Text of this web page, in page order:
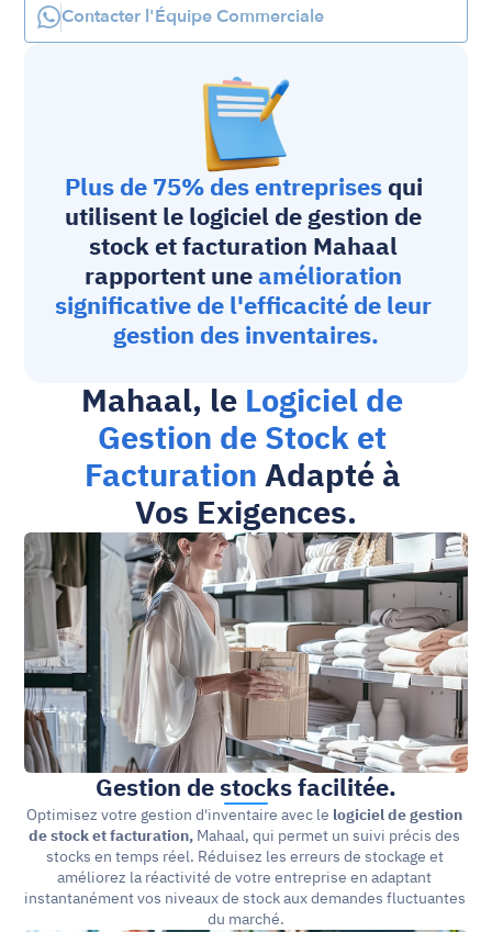
Contacter l'Équipe Commerciale
Plus de 75% des entreprises qui
utilisent le logiciel de gestion de
stock et facturation Mahaal
rapportent une amélioration
significative de l'efficacité de leur
gestion des inventaires.
Mahaal, le Logiciel de
Gestion de Stock et
Facturation Adapté à
Vos Exigences.
Gestion de stocks facilitée.
Optimisez votre gestion d'inventaire avec le logiciel de gestion
de stock et facturation, Mahaal, qui permet un suivi précis des
stocks en temps réel. Réduisez les erreurs de stockage et
améliorez la réactivité de votre entreprise en adaptant
instantanément vos niveaux de stock aux demandes fluctuantes
du marché.